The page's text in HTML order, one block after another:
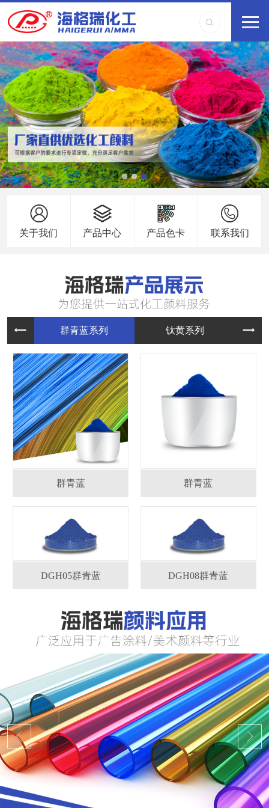
关于我们 产品中心 产品色卡 联系我们
群青蓝系 钛黄系列
群青蓝 群青蓝
DGH05群青蓝 DGH08群青蓝